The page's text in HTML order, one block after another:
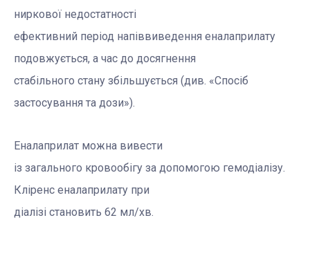
ниркової недостатності
ефективний період напіввиведення еналаприлату
подовжується, а час до досягнення
стабільного стану збільшується (див. «Спосіб
застосування та дози»).
Еналаприлат можна вивести
із загального кровообігу за допомогою гемодіалізу.
Кліренс еналаприлату при
діалізі становить 62 мл/хв.